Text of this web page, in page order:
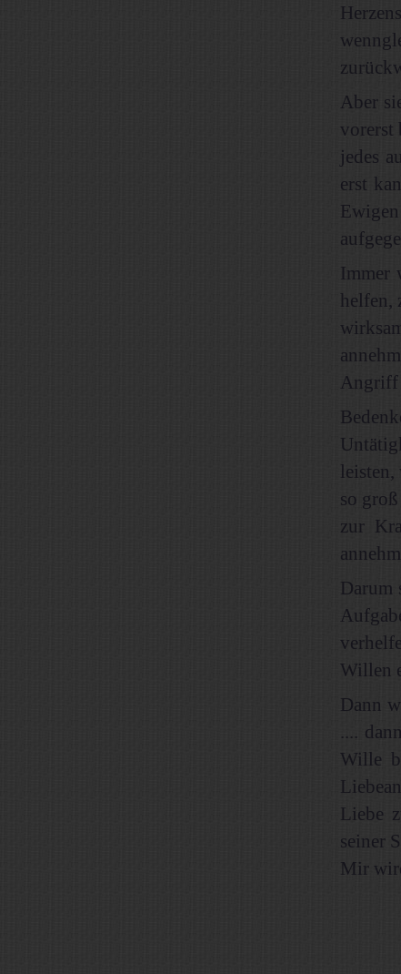
Aber
vorerst
jedes
erst
Immer
helfen,
Angriff
so
zur
Darum
Willen
Dann
....
Wille
Liebe
seiner
Mir